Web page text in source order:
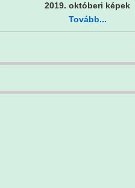
2019. októberi képek
Tovább...